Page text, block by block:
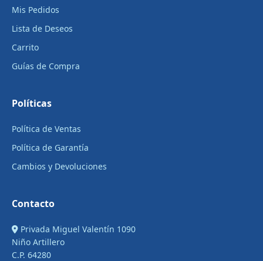
Mis Pedidos
Lista de Deseos
Carrito
Guías de Compra
Políticas
Política de Ventas
Política de Garantía
Cambios y Devoluciones
Contacto
Privada Miguel Valentín 1090
Niño Artillero
C.P. 64280